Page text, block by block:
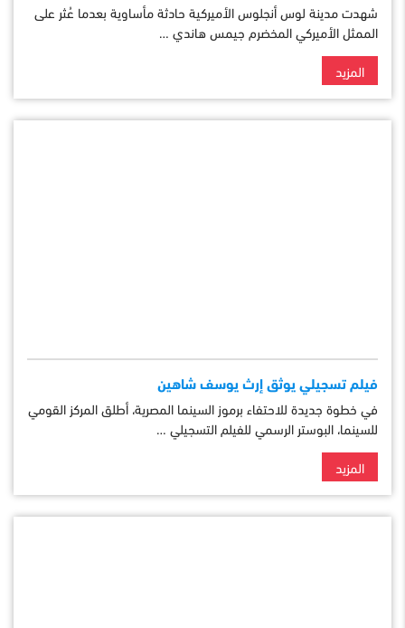
شهدت مدينة لوس أنجلوس الأميركية حادثة مأساوية بعدما عُثر على
الممثل الأميركي المخضرم جيمس هاندي …
المزيد
فيلم تسجيلي يوثق إرث يوسف شاهين
في خطوة جديدة للاحتفاء برموز السينما المصرية، أطلق المركز القومي
للسينما، البوستر الرسمي للفيلم التسجيلي …
المزيد